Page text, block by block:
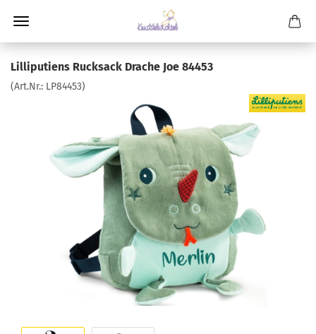
Lilliputiens Rucksack Drache Joe 84453
(Art.Nr.: LP84453)